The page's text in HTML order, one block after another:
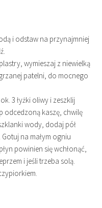
i odstaw na przynajmniej
wymieszaj z niewielką
patelni, do mocnego
3 łyżki oliwy i zeszklij
odcedzoną kaszę, chwilę
wody, dodaj pół
na małym ogniu
powinien się wchłonąć,
i jeśli trzeba solą.